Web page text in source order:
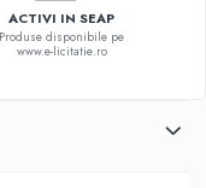
ACTIVI IN SEAP
Produse disponibile pe
www.e-licitatie.ro